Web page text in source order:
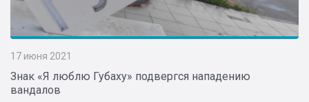
17 июня 2021
Знак «Я люблю Губаху» подвергся нападению
вандалов